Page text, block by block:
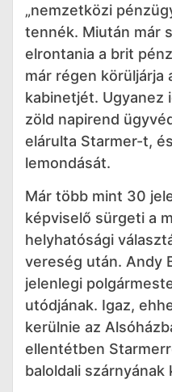
„nemzetközi
tennék. Miután már
elrontania a brit
már régen körüljárja
kabinetjét. Ugyanez
zöld napirend
elárulta Starmer-t,
lemondását.
Már több mint 30
képviselő sürgeti a
helyhatósági
vereség után. Andy
jelenlegi
utódjának. Igaz,
kerülnie az
ellentétben
baloldali szárnyának